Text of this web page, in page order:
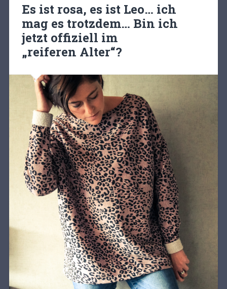
Es ist rosa, es ist Leo… ich
mag es trotzdem… Bin ich
jetzt offiziell im
„reiferen Alter“?